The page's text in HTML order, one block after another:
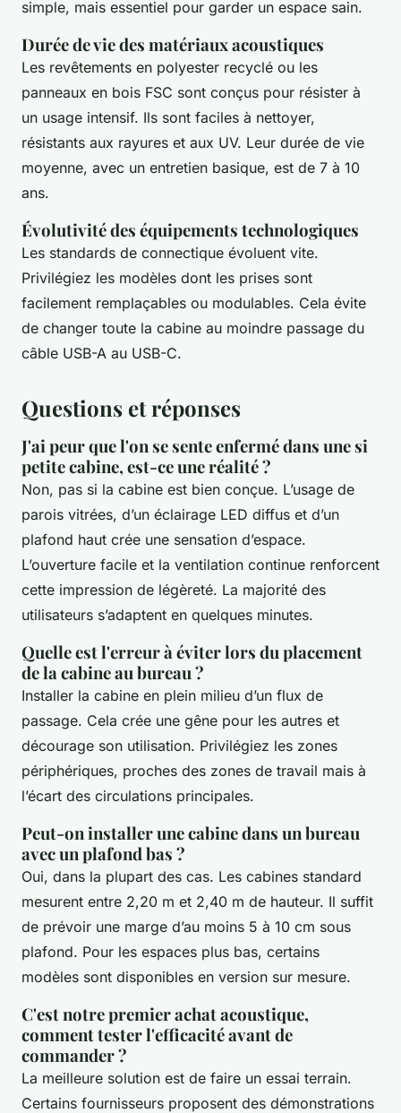
simple, mais essentiel pour garder un espace sain.
Durée de vie des matériaux acoustiques
Les revêtements en polyester recyclé ou les
panneaux en bois FSC sont conçus pour résister à
un usage intensif. Ils sont faciles à nettoyer,
résistants aux rayures et aux UV. Leur durée de vie
moyenne, avec un entretien basique, est de 7 à 10
ans.
Évolutivité des équipements technologiques
Les standards de connectique évoluent vite.
Privilégiez les modèles dont les prises sont
facilement remplaçables ou modulables. Cela évite
de changer toute la cabine au moindre passage du
câble USB-A au USB-C.
Questions et réponses
J'ai peur que l'on se sente enfermé dans une si
petite cabine, est-ce une réalité ?
Non, pas si la cabine est bien conçue. L’usage de
parois vitrées, d’un éclairage LED diffus et d’un
plafond haut crée une sensation d’espace.
L’ouverture facile et la ventilation continue renforcent
cette impression de légèreté. La majorité des
utilisateurs s’adaptent en quelques minutes.
Quelle est l'erreur à éviter lors du placement
de la cabine au bureau ?
Installer la cabine en plein milieu d’un flux de
passage. Cela crée une gêne pour les autres et
décourage son utilisation. Privilégiez les zones
périphériques, proches des zones de travail mais à
l’écart des circulations principales.
Peut-on installer une cabine dans un bureau
avec un plafond bas ?
Oui, dans la plupart des cas. Les cabines standard
mesurent entre 2,20 m et 2,40 m de hauteur. Il suffit
de prévoir une marge d’au moins 5 à 10 cm sous
plafond. Pour les espaces plus bas, certains
modèles sont disponibles en version sur mesure.
C'est notre premier achat acoustique,
comment tester l'efficacité avant de
commander ?
La meilleure solution est de faire un essai terrain.
Certains fournisseurs proposent des démonstrations